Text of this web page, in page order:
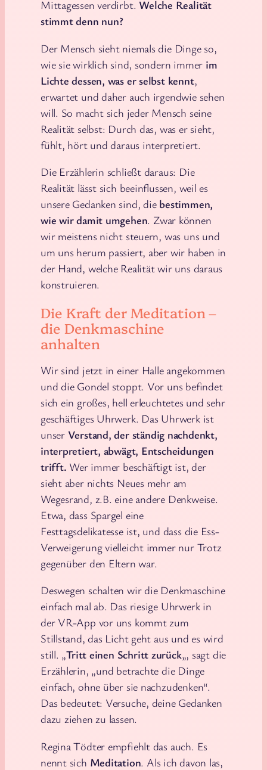
Mittagessen verdirbt. Welche Realität
stimmt denn nun?
Der Mensch sieht niemals die Dinge so,
wie sie wirklich sind, sondern immer im
Lichte dessen, was er selbst kennt,
erwartet und daher auch irgendwie sehen
will. So macht sich jeder Mensch seine
Realität selbst: Durch das, was er sieht,
fühlt, hört und daraus interpretiert.
Die Erzählerin schließt daraus: Die
Realität lässt sich beeinflussen, weil es
unsere Gedanken sind, die bestimmen,
wie wir damit umgehen. Zwar können
wir meistens nicht steuern, was uns und
um uns herum passiert, aber wir haben in
der Hand, welche Realität wir uns daraus
konstruieren.
Die Kraft der Meditation –
die Denkmaschine
anhalten
Wir sind jetzt in einer Halle angekommen
und die Gondel stoppt. Vor uns befindet
sich ein großes, hell erleuchtetes und sehr
geschäftiges Uhrwerk. Das Uhrwerk ist
unser Verstand, der ständig nachdenkt,
interpretiert, abwägt, Entscheidungen
trifft. Wer immer beschäftigt ist, der
sieht aber nichts Neues mehr am
Wegesrand, z.B. eine andere Denkweise.
Etwa, dass Spargel eine
Festtagsdelikatesse ist, und dass die Ess-
Verweigerung vielleicht immer nur Trotz
gegenüber den Eltern war.
Deswegen schalten wir die Denkmaschine
einfach mal ab. Das riesige Uhrwerk in
der VR-App vor uns kommt zum
Stillstand, das Licht geht aus und es wird
still. „Tritt einen Schritt zurück„, sagt die
Erzählerin, „und betrachte die Dinge
einfach, ohne über sie nachzudenken“.
Das bedeutet: Versuche, deine Gedanken
dazu ziehen zu lassen.
Regina Tödter empfiehlt das auch. Es
nennt sich Meditation. Als ich davon las,